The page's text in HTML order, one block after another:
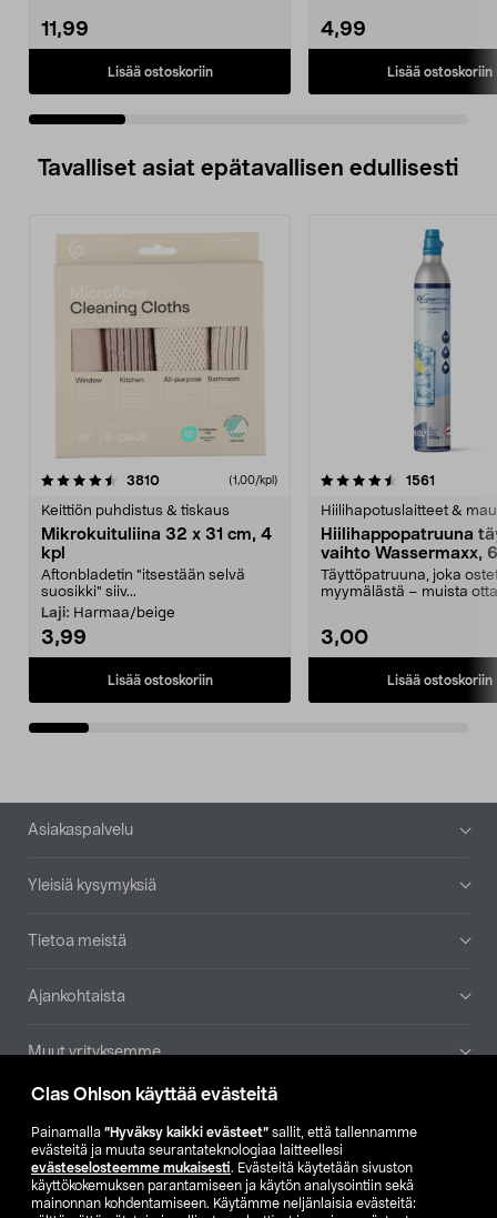
Clas Ohlson käyttää evästeitä
Painamalla ”Hyväksy kaikki evästeet” sallit, että tallennamme
evästeitä ja muuta seurantateknologiaa laitteellesi
evästeselosteemme mukaisesti. Evästeitä käytetään sivuston
käyttökokemuksen parantamiseen ja käytön analysointiin sekä
mainonnan kohdentamiseen. Käytämme neljänlaisia evästeitä:
11,99
Lisää ostoskoriin
4,99
Lisää ostoskoriin
Tavalliset asiat epätavallisen edullisesti
3810arvostelut (1,00/kpl)
Keittiön puhdistus & tiskaus
Mikrokuituliina 32 x 31 cm, 4
kpl
Aftonbladetin "itsestään selvä
suosikki" siiv...
Laji: Harmaa/beige
3,99
Lisää ostoskoriin
4.5viidestä
1561
Hiilihapotuslaitteet &
Hiilihappopatruuna
vaihto Wassermaxx,
Täyttöpatruuna, joka
myymälästä – muista
3,00
Lisää ostoskoriin
4.5viidestä
Alatunniste
Asiakaspalvelu
Yleisiä kysymyksiä
Tietoa meistä
Ajankohtaista
Muut yrityksemme
Etsi myymälä
SE NO FI
FI SV